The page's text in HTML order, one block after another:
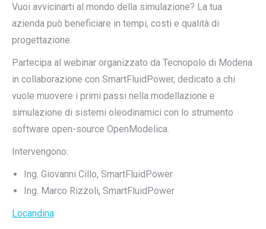
Vuoi avvicinarti al mondo della simulazione? La tua
azienda può beneficiare in tempi, costi e qualità di
progettazione.
Partecipa al webinar organizzato da Tecnopolo di Modena
in collaborazione con SmartFluidPower, dedicato a chi
vuole muovere i primi passi nella modellazione e
simulazione di sistemi oleodinamici con lo strumento
software open-source OpenModelica.
Intervengono:
Ing. Giovanni Cillo, SmartFluidPower
Ing. Marco Rizzoli, SmartFluidPower
Locandina